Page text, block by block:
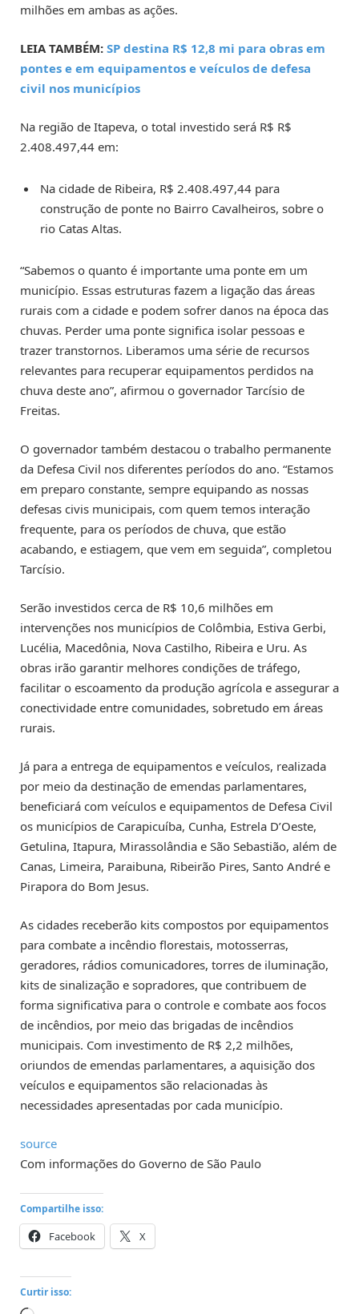
milhões em ambas as ações.
LEIA TAMBÉM: SP destina R$ 12,8 mi para obras em
pontes e em equipamentos e veículos de defesa
civil nos municípios
Na região de Itapeva, o total investido será R$ R$
2.408.497,44 em:
Na cidade de Ribeira, R$ 2.408.497,44 para
construção de ponte no Bairro Cavalheiros, sobre o
rio Catas Altas.
“Sabemos o quanto é importante uma ponte em um
município. Essas estruturas fazem a ligação das áreas
rurais com a cidade e podem sofrer danos na época das
chuvas. Perder uma ponte significa isolar pessoas e
trazer transtornos. Liberamos uma série de recursos
relevantes para recuperar equipamentos perdidos na
chuva deste ano”, afirmou o governador Tarcísio de
Freitas.
O governador também destacou o trabalho permanente
da Defesa Civil nos diferentes períodos do ano. “Estamos
em preparo constante, sempre equipando as nossas
defesas civis municipais, com quem temos interação
frequente, para os períodos de chuva, que estão
acabando, e estiagem, que vem em seguida”, completou
Tarcísio.
Serão investidos cerca de R$ 10,6 milhões em
intervenções nos municípios de Colômbia, Estiva Gerbi,
Lucélia, Macedônia, Nova Castilho, Ribeira e Uru. As
obras irão garantir melhores condições de tráfego,
facilitar o escoamento da produção agrícola e assegurar a
conectividade entre comunidades, sobretudo em áreas
rurais.
Já para a entrega de equipamentos e veículos, realizada
por meio da destinação de emendas parlamentares,
beneficiará com veículos e equipamentos de Defesa Civil
os municípios de Carapicuíba, Cunha, Estrela D’Oeste,
Getulina, Itapura, Mirassolândia e São Sebastião, além de
Canas, Limeira, Paraibuna, Ribeirão Pires, Santo André e
Pirapora do Bom Jesus.
As cidades receberão kits compostos por equipamentos
para combate a incêndio florestais, motosserras,
geradores, rádios comunicadores, torres de iluminação,
kits de sinalização e sopradores, que contribuem de
forma significativa para o controle e combate aos focos
de incêndios, por meio das brigadas de incêndios
municipais. Com investimento de R$ 2,2 milhões,
oriundos de emendas parlamentares, a aquisição dos
veículos e equipamentos são relacionadas às
necessidades apresentadas por cada município.
source
Com informações do Governo de São Paulo
Compartilhe isso:
Facebook X
Curtir isso: